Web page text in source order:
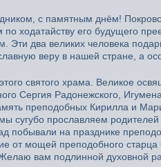
с памятным днём!
ходатайству его будущего
Эти два великих человека
веру в нашей стране, а
святого храма. Великое
Сергия Радонежского,
преподобных Кирилла и
прославляем родителей
побывали на празднике
от мощей преподобного
вам подлинной духовной